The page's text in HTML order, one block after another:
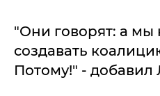
"Они говорят: а мы
создавать
Потому!" - добавил